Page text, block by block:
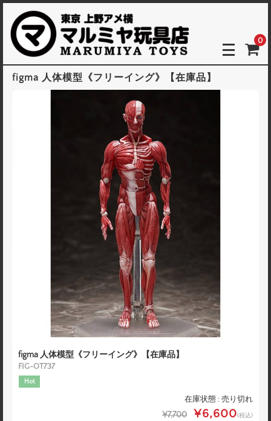
0
figma 人体模型《フリーイング》【在庫品】
figma 人体模型《フリーイング》【在庫品】
FIG-OT737
Hot
在庫状態 : 売り切れ
¥7,700 ¥6,600(税込)